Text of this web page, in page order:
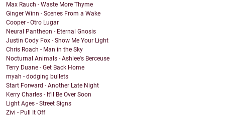
Max Rauch - Waste More Thyme
Ginger Winn - Scenes From a Wake
Cooper - Otro Lugar
Neural Pantheon - Eternal Gnosis
Justin Cody Fox - Show Me Your Light
Chris Roach - Man in the Sky
Nocturnal Animals - Ashlee's Berceuse
Terry Duane - Get Back Home
myah - dodging bullets
Start Forward - Another Late Night
Kerry Charles - It'll Be Over Soon
Light Ages - Street Signs
Zivi - Pull It Off